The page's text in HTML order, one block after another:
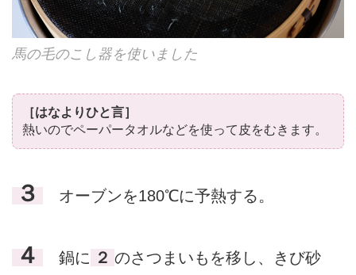
馬の毛のこし器を使いました
［はなよりひと言］
熱いのでペーパータオルなどを使って皮をむきます。
３ オーブンを180℃に予熱する。
４ 鍋に ２ のさつまいもを移し、きび砂